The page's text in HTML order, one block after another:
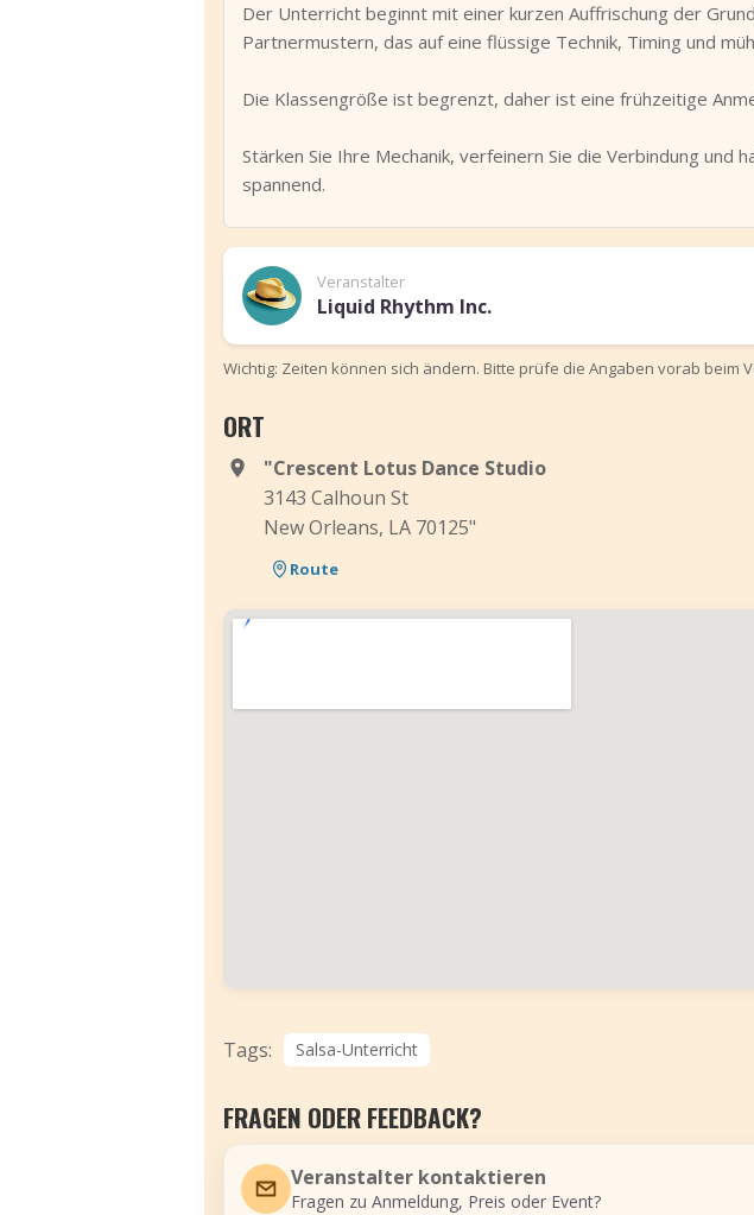
Der Unterricht beginnt mit einer kurzen Auffrischung der
Partnermustern, das auf eine flüssige Technik, Timing und
Die Klassengröße ist begrenzt, daher ist eine frühzeitige
Stärken Sie Ihre Mechanik, verfeinern Sie die Verbindung und
spannend.
Veranstalter
Liquid Rhythm Inc.
Wichtig: Zeiten können sich ändern. Bitte prüfe die Angaben vorab beim
ORT
"Crescent Lotus Dance Studio
3143 Calhoun St
New Orleans, LA 70125"
Route
Tags: Salsa-Unterricht
FRAGEN ODER FEEDBACK?
Veranstalter kontaktieren
Fragen zu Anmeldung, Preis oder Event?